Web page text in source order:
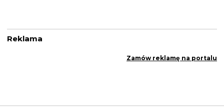
Reklama
Zamów reklamę na portalu